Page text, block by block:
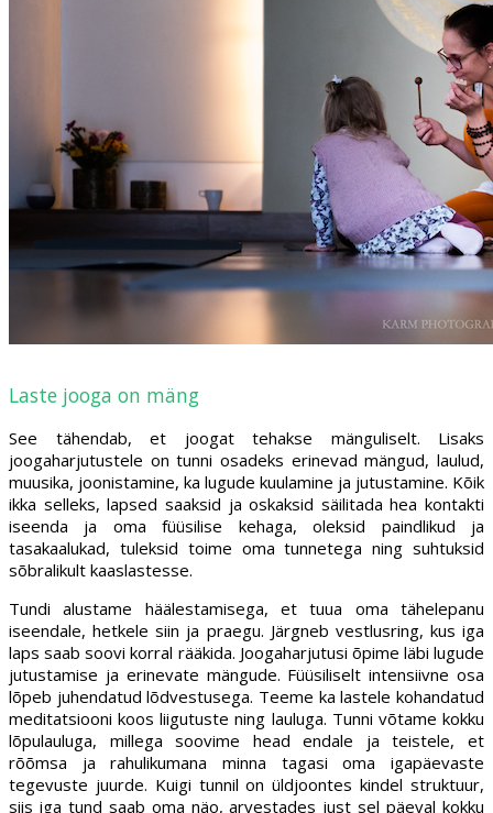
Laste jooga on mäng
See tähendab, et joogat tehakse mänguliselt. Lisaks
joogaharjutustele on tunni osadeks erinevad mängud, laulud,
muusika, joonistamine, ka lugude kuulamine ja jutustamine. Kõik
ikka selleks, lapsed saaksid ja oskaksid säilitada hea kontakti
iseenda ja oma füüsilise kehaga, oleksid paindlikud ja
tasakaalukad, tuleksid toime oma tunnetega ning suhtuksid
sõbralikult kaaslastesse.
Tundi alustame häälestamisega, et tuua oma tähelepanu
iseendale, hetkele siin ja praegu. Järgneb vestlusring, kus iga
laps saab soovi korral rääkida. Joogaharjutusi õpime läbi lugude
jutustamise ja erinevate mängude. Füüsiliselt intensiivne osa
lõpeb juhendatud lõdvestusega. Teeme ka lastele kohandatud
meditatsiooni koos liigutuste ning lauluga. Tunni võtame kokku
lõpulauluga, millega soovime head endale ja teistele, et
rõõmsa ja rahulikumana minna tagasi oma igapäevaste
tegevuste juurde. Kuigi tunnil on üldjoontes kindel struktuur,
siis iga tund saab oma näo, arvestades just sel päeval kokku